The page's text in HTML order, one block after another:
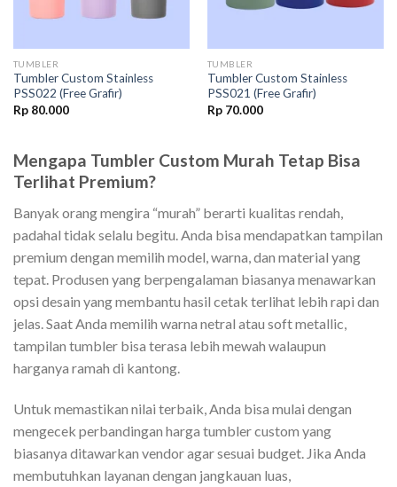
TUMBLER
Tumbler Custom Stainless
PSS022 (Free Grafir)
Rp80.000
TUMBLER
Tumbler Custom Stainless
PSS021 (Free Grafir)
Rp70.000
Mengapa Tumbler Custom Murah Tetap Bisa
Terlihat Premium?
Banyak orang mengira “murah” berarti kualitas rendah,
padahal tidak selalu begitu. Anda bisa mendapatkan tampilan
premium dengan memilih model, warna, dan material yang
tepat. Produsen yang berpengalaman biasanya menawarkan
opsi desain yang membantu hasil cetak terlihat lebih rapi dan
jelas. Saat Anda memilih warna netral atau soft metallic,
tampilan tumbler bisa terasa lebih mewah walaupun
harganya ramah di kantong.
Untuk memastikan nilai terbaik, Anda bisa mulai dengan
mengecek perbandingan harga tumbler custom yang
biasanya ditawarkan vendor agar sesuai budget. Jika Anda
membutuhkan layanan dengan jangkauan luas,